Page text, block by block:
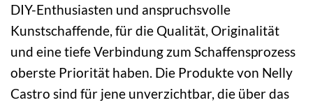
DIY-Enthusiasten und anspruchsvolle
Kunstschaffende, für die Qualität, Originalität
und eine tiefe Verbindung zum Schaffensprozess
oberste Priorität haben. Die Produkte von Nelly
Castro sind für jene unverzichtbar, die über das